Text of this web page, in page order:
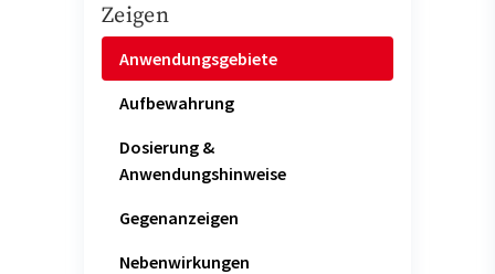
Zeigen
Anwendungsgebiete
Aufbewahrung
Dosierung &
Anwendungshinweise
Gegenanzeigen
Nebenwirkungen